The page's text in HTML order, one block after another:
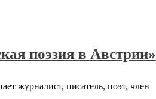
поэзия в Австрии»
журналист, писатель, поэт, член